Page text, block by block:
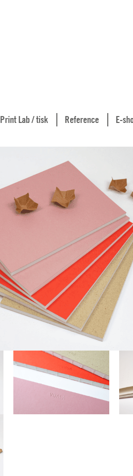
Print Lab / tisk Reference E-